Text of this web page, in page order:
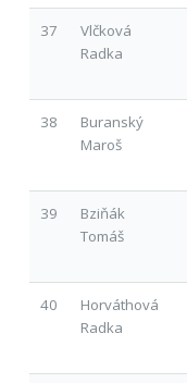
37
Vlčková
Radka
38
Buranský
Maroš
39
Bziňák
Tomáš
40
Horváthová
Radka